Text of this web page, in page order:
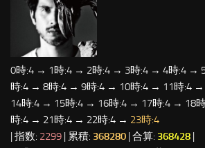
0時:4 → 1時:4 → 2時:4 → 3時:4 → 4時:4 →
時:4 → 8時:4 → 9時:4 → 10時:4 → 11時:4
14時:4 → 15時:4 → 16時:4 → 17時:4 → 18
時:4 → 21時:4 → 22時:4 → 23時:4
| 指数: 2299 | 累積: 368280 | 合算: 368428 |